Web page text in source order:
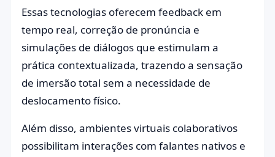
Essas tecnologias oferecem feedback em
tempo real, correção de pronúncia e
simulações de diálogos que estimulam a
prática contextualizada, trazendo a sensação
de imersão total sem a necessidade de
deslocamento físico.
Além disso, ambientes virtuais colaborativos
possibilitam interações com falantes nativos e